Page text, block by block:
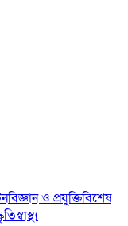
বিজ্ঞান ও প্রযুক্তিবিশেষ
স্বাস্থ্য